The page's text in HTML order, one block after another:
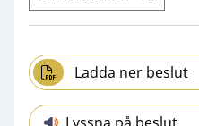
Ladda ner beslut